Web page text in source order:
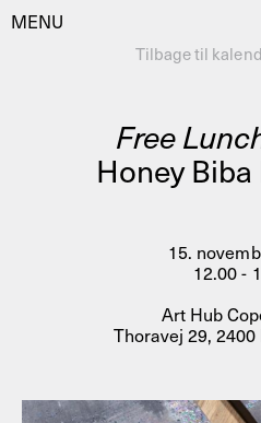
MENU
AHC
Residencies
Artistic
Public
Tilbage til
Free
Honey
15.
12.00 -
Art Hub
Thoravej 29,